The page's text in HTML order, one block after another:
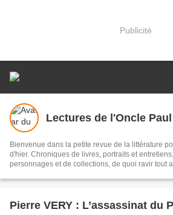
Publicité
Lectures de l'Oncle Paul
Bienvenue dans la petite revue de la littérature
d'hier. Chroniques de livres, portraits et
personnages et de collections, de quoi ravir tout
Roland Sadaune, artiste peintre, romancier,
Pierre VERY : L’assassinat du